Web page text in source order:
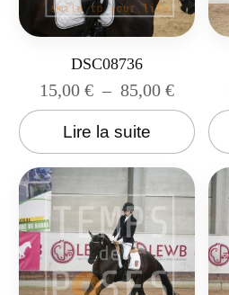
DSC08736
15,00 € – 85,00 €
Lire la suite